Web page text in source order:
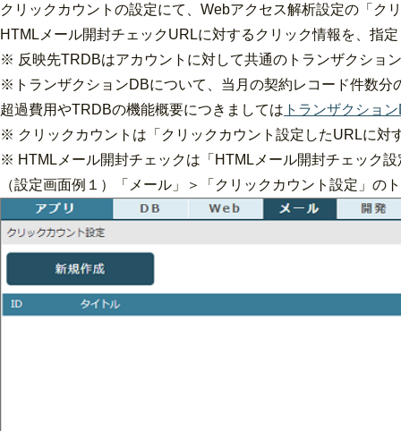
クリックカウントの設定にて、Webアクセス解析設定の「ク
HTMLメール開封チェックURLに対するクリック情報を、指
※ 反映先TRDBはアカウントに対して共通のトランザクショ
※トランザクションDBについて、当月の契約レコード件数
超過費用やTRDBの機能概要につきましては トランザクショ
※ クリックカウントは「クリックカウント設定したURLに対
※ HTMLメール開封チェックは「HTMLメール開封チェック
（設定画面例１）「メール」＞「クリックカウント設定」の